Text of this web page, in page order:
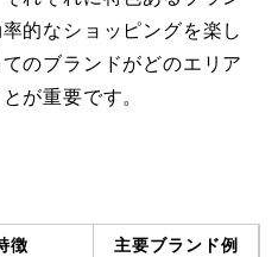
的なショッピングを楽し
のブランドがどのエリア
が重要です。
徴 主要ブランド例